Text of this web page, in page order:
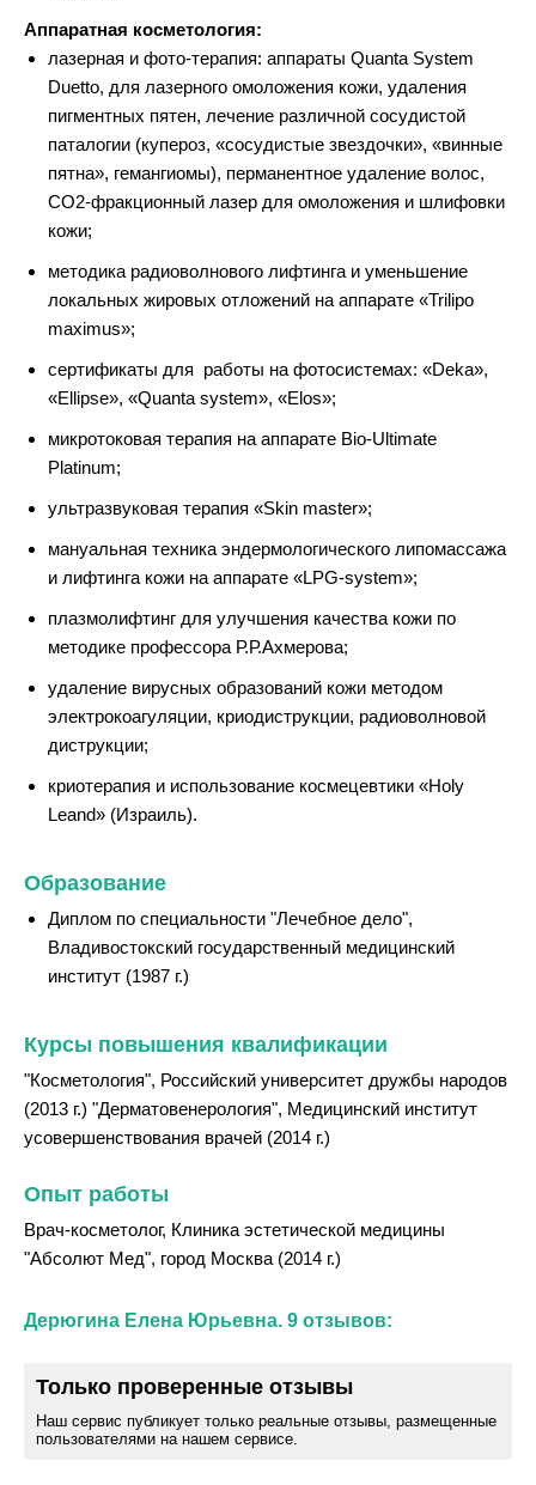
Аппаратная косметология:
лазерная и фото-терапия: аппараты Quanta System
Duetto, для лазерного омоложения кожи, удаления
пигментных пятен, лечение различной сосудистой
паталогии (купероз, «сосудистые звездочки», «винные
пятна», гемангиомы), перманентное удаление волоc,
CO2-фракционный лазер для омоложения и шлифовки
кожи;
методика радиоволнового лифтинга и уменьшение
локальных жировых отложений на аппарате «Trilipo
maximus»;
сертификаты для работы на фотосистемах: «Deka»,
«Ellipse», «Quanta system», «Elos»;
микротоковая терапия на аппарате Bio-Ultimate
Platinum;
ультразвуковая терапия «Skin master»;
мануальная техника эндермологического липомассажа
и лифтинга кожи на аппарате «LPG-system»;
плазмолифтинг для улучшения качества кожи по
методике профессора Р.Р.Ахмерова;
удаление вирусных образований кожи методом
электрокоагуляции, криодиструкции, радиоволновой
диструкции;
криотерапия и использование космецевтики «Holy
Leand» (Израиль).
Образование
Диплом по специальности "Лечебное дело",
Владивостокский государственный медицинский
институт (1987 г.)
Курсы повышения квалификации
"Косметология", Российский университет дружбы народов
(2013 г.) "Дерматовенерология", Медицинский институт
усовершенствования врачей (2014 г.)
Опыт работы
Врач-косметолог, Клиника эстетической медицины
"Абсолют Мед", город Москва (2014 г.)
Дерюгина Елена Юрьевна. 9 отзывов:
Только проверенные отзывы
Наш сервис публикует только реальные отзывы, размещенные
пользователями на нашем сервисе.